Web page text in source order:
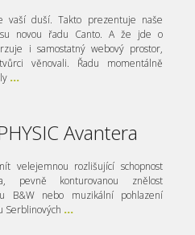
vaší duší. Takto prezentuje naše
novou řadu Canto. A že jde o
i samostatný webový prostor,
věnovali. Řadu momentálně
...
Avantera
velejemnou rozlišující schopnost
pevně konturovanou znělost
B&W nebo muzikální pohlazení
Serblinových ...